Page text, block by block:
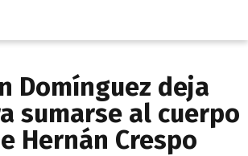
Domínguez deja
sumarse al cuerpo
Hernán Crespo